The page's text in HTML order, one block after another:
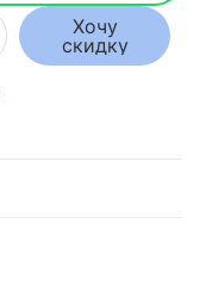
Хочу
скидку